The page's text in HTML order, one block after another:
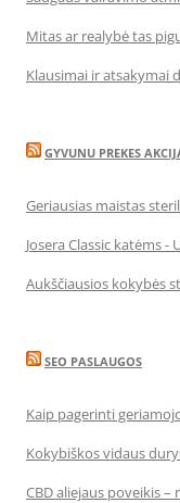
Mitas ar realybė tas
Klausimai ir atsakymai
GYVUNU PREKES
Geriausias maistas
Josera Classic katėms
Aukščiausios kokybės
SEO PASLAUGOS
Kaip pagerinti
Kokybiškos vidaus
CBD aliejaus poveikis